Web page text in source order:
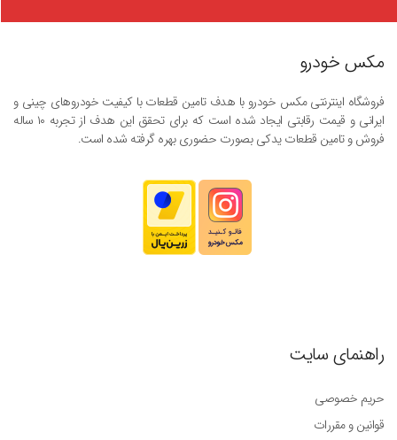
مکس خودرو
فروشگاه اینترنتی مکس خودرو با هدف تامین قطعات با کیفیت خودروهای چینی و
ایرانی و قیمت رقابتی ایجاد شده است که برای تحقق این هدف از تجربه ۱۰ ساله
فروش و تامین قطعات یدکی بصورت حضوری بهره گرفته شده است.
راهنمای سایت
حریم خصوصی
قوانین و مقررات